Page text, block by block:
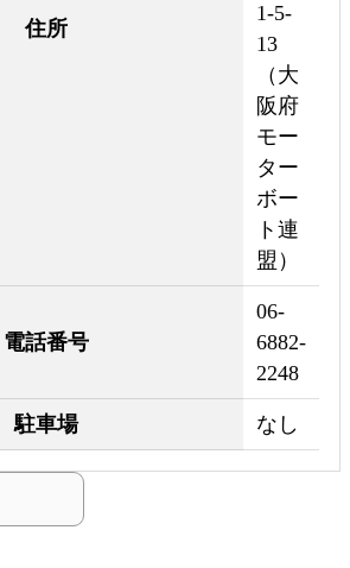
住所
1-5-
13
（大
阪府
モー
ター
ボー
ト連
盟）
電話番号
06-
6882-
2248
駐車場 なし